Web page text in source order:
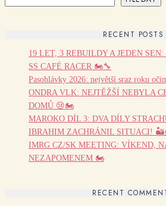
RECENT POSTS
19 LET, 3 REBUILDY A JEDEN
SS CAFÉ RACER 🏍️🔧
Pasohlávky 2026: největší sraz roku
ONDRA VLK: NEJTĚŽŠÍ NEBYLA
DOMŮ 😢🏍️
MAROKO DÍL 3: DVA DÍLY
IBRAHIM ZACHRÁNIL SITUACI!
IMRG CZ/SK MEETING: VÍKEND,
NEZAPOMENEM 🏍️
RECENT